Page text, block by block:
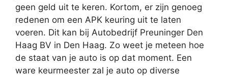
geen geld uit te keren. Kortom, er zijn genoeg
redenen om een APK keuring uit te laten
voeren. Dit kan bij Autobedrijf Preuninger Den
Haag BV in Den Haag. Zo weet je meteen hoe
de staat van je auto is op dat moment. Een
ware keurmeester zal je auto op diverse